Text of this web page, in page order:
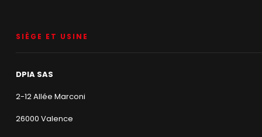
SIÈGE ET USINE
DPIA SAS
2-12 Allée Marconi
26000 Valence